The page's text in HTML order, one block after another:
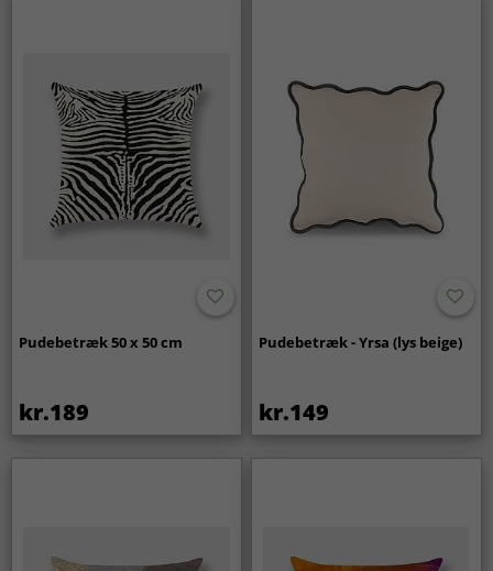
Pudebetræk 50 x 50 cm
kr.189
Pudebetræk - Yrsa (lys beige)
kr.149